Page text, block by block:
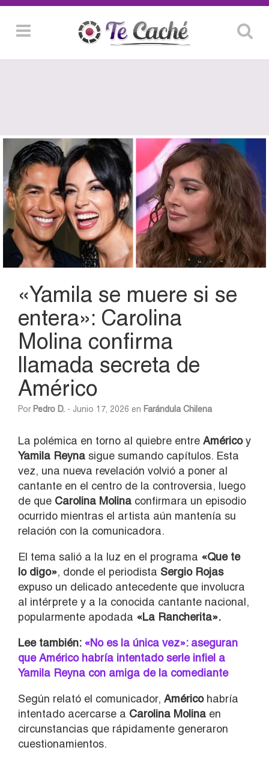
«Yamila se muere si se
entera»: Carolina
Molina confirma
llamada secreta de
Américo
Por Pedro D. - Junio 17, 2026 en Farándula Chilena
La polémica en torno al quiebre entre Américoy
Yamila Reyna sigue sumando capítulos. Esta
vez, una nueva revelación volvió a poner al
cantante en el centro de la controversia, luego
de que Carolina Molina confirmara un episodio
ocurrido mientras el artista aún mantenía su
relación con la comunicadora.
El tema salió a la luz en el programa «Que te
lo digo», donde el periodista Sergio Rojas
expuso un delicado antecedente que involucra
al intérprete y a la conocida cantante nacional,
popularmente apodada «La Rancherita».
Lee también: «No es la única vez»: aseguran
que Américo habría intentado serle infiel a
Yamila Reyna con amiga de la comediante
Según relató el comunicador, Américohabría
intentado acercarse a Carolina Molina en
circunstancias que rápidamente generaron
cuestionamientos.